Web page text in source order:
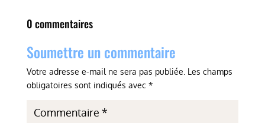
0 commentaires
Soumettre un commentaire
Votre adresse e-mail ne sera pas publiée. Les champs
obligatoires sont indiqués avec *